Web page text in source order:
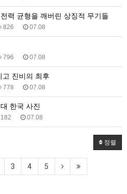
력 균형을 깨버린 상징적 무기들
826 07.08
796 07.08
고 진비의 최후
778 07.08
한국 사진
07.08
정렬
3 4 5